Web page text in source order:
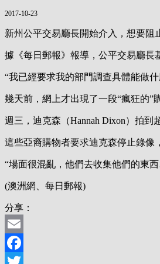
2017-10-23
新州公平交易廳長開始介入，想要阻
據《每日郵報》報導，公平交易廳長
“我已經要求我的部門調查具體能做
幾天前，網上才出現了一段“瘋狂的”
週三，迪克森（Hannah Dixon）拍到
這些亞裔購物者要求迪克森停止錄像
“場面很混亂，他們去收集他們的東
(澳洲網、每日郵報)
分享：
Email
Facebook